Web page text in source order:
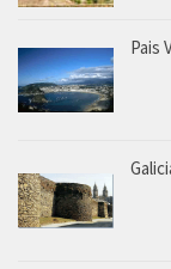
Pais